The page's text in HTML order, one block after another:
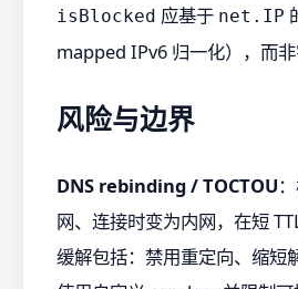
isBlocked 应基于 net.IP
mapped IPv6 归一化），而非
风险与边界
DNS rebinding / TOCTOU
网、连接时变为内网，在短
缓解包括：禁用重定向、缩短